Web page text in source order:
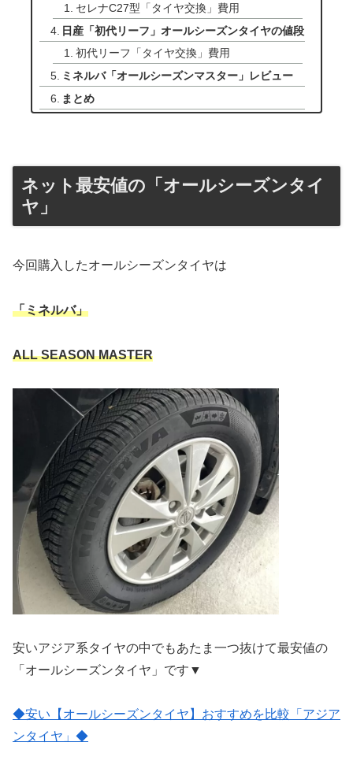
セレナC27型「タイヤ交換」費用
日産「初代リーフ」オールシーズンタイヤの値段
初代リーフ「タイヤ交換」費用
ミネルバ「オールシーズンマスター」レビュー
まとめ
ネット最安値の「オールシーズンタイ
ヤ」
今回購入したオールシーズンタイヤは
「ミネルバ」
ALL SEASON MASTER
安いアジア系タイヤの中でもあたま一つ抜けて最安値の
「オールシーズンタイヤ」です▼
◆安い【オールシーズンタイヤ】おすすめを比較「アジア
ンタイヤ」◆